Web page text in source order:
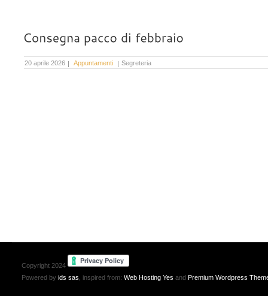
20 aprile 2026 Appuntamenti Segreteria
Copyright 2024
Powered by ids sas , inspired from: Web Hosting Yes and Premium Wordpress